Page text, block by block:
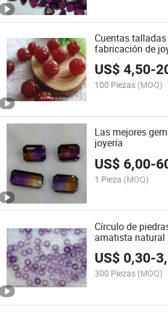
Cuentas
fabricación de
US$4,50-
100 Piezas (MOQ)
Las mejores
joyería
US$ 6,00-
1 Pieza (MOQ)
Círculo de
amatista natural
US$ 0,30-
300 Piezas (MOQ)